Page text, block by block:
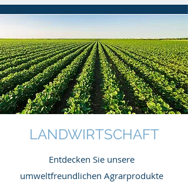
LANDWIRTSCHAFT
Entdecken Sie unsere
umweltfreundlichen Agrarprodukte